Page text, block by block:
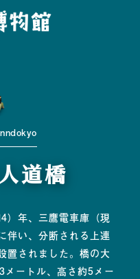
道橋
）年、三鷹電車庫（現
伴い、分断される上連
置されました。橋の大
メートル、高さ約5メー